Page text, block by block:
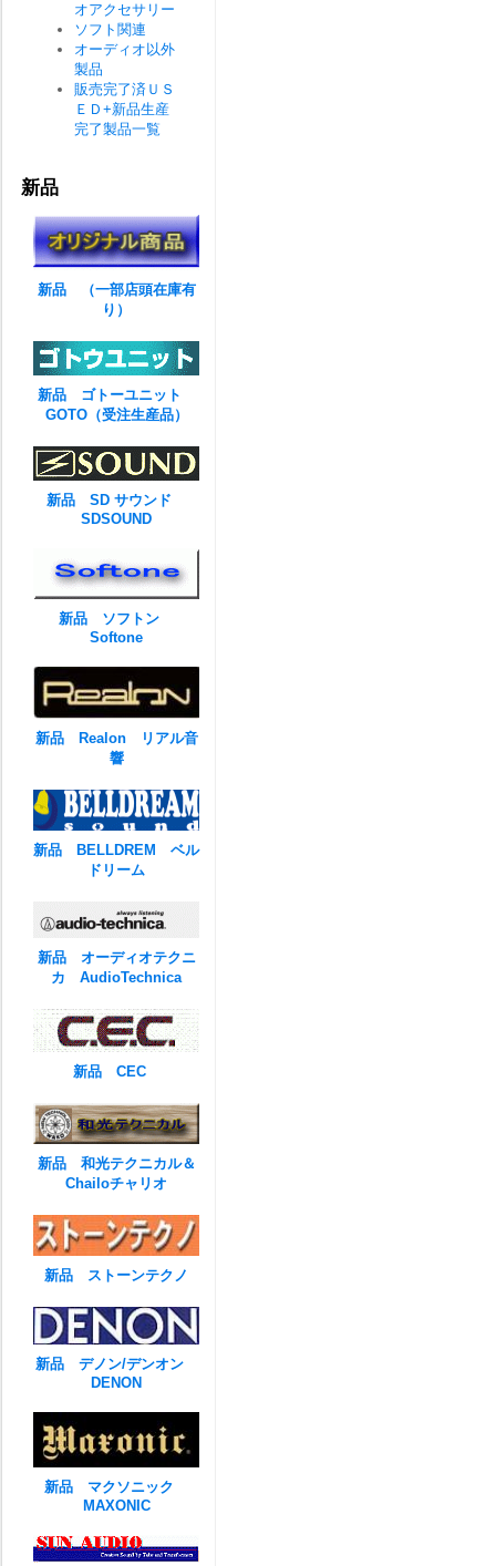
オアクセサリー
ソフト関連
オーディオ以外
製品
販売完了済ＵＳ
ＥＤ+新品生産
完了製品一覧
新品
新品 （一部店頭在庫有
り）
新品 ゴトーユニット
GOTO（受注生産品）
新品 SD サウンド
SDSOUND
新品 ソフトン
Softone
新品 Realon リアル音
響
新品 BELLDREM ベル
ドリーム
新品 オーディオテクニ
カ AudioTechnica
新品 CEC
新品 和光テクニカル＆
Chailoチャリオ
新品 ストーンテクノ
新品 デノン/デンオン
DENON
新品 マクソニック
MAXONIC